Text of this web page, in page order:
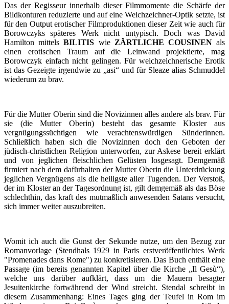
Das der Regisseur innerhalb dieser Filmmomente die Schärfe der
Bildkonturen reduzierte und auf eine Weichzeichner-Optik setzte, ist
für den Output erotischer Filmproduktionen dieser Zeit wie auch für
Borowczyks späteres Werk nicht untypisch. Doch was David
Hamilton mittelsBILITIS wie ZÄRTLICHE COUSINENals
einen erotischen Traum auf die Leinwand projektierte, mag
Borowczyk einfach nicht gelingen. Für weichzeichnerische Erotik
ist das Gezeigte irgendwie zu „asi“ und für Sleaze alias Schmuddel
wiederum zu brav.
Für die Mutter Oberin sind die Novizinnen alles andere als brav. Für
sie (die Mutter Oberin) besteht das gesamte Kloster aus
vergnügungssüchtigen wie verachtenswürdigen Sünderinnen.
Schließlich haben sich die Novizinnen doch den Geboten der
jüdisch-christlichen Religion unterworfen, zur Askese bereit erklärt
und von jeglichen fleischlichen Gelüsten losgesagt. Demgemäß
firmiert nach dem dafürhalten der Mutter Oberin die Unterdrückung
jeglichen Vergnügens als die heiligste aller Tugenden. Der Verstoß,
der im Kloster an der Tagesordnung ist, gilt demgemäß als das Böse
schlechthin, das kraft des mutmaßlich anwesenden Satans versucht,
sich immer weiter auszubreiten.
Womit ich auch die Gunst der Sekunde nutze, um den Bezug zur
Romanvorlage (Stendhals 1929 in Paris erstveröffentlichtes Werk
"Promenades dans Rome") zu konkretisieren. Das Buch enthält eine
Passage (im bereits genannten Kapitel über die Kirche „Il Gesù“),
welche uns darüber aufklärt, dass um die Mauern besagter
Jesuitenkirche fortwährend der Wind streicht. Stendal schreibt in
diesem Zusammenhang: Eines Tages ging der Teufel in Rom im